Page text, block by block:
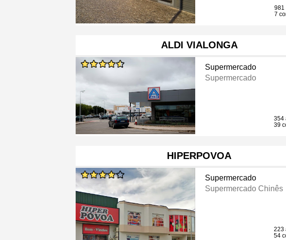
981
7
ALDI VIALONGA
Supermercado
Supermercado
354
39
HIPERPOVOA
Supermercado
Supermercado Chinês
223
54